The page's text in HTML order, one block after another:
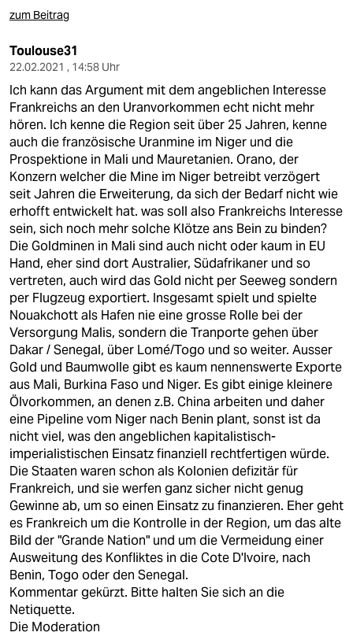
genossenschaft
epaper login
zum Beitrag
Toulouse31
22.02.2021 , 14:58 Uhr
Ich kann das Argument mit dem angeblichen Interesse
Frankreichs an den Uranvorkommen echt nicht mehr
hören. Ich kenne die Region seit über 25 Jahren, kenne
auch die französische Uranmine im Niger und die
Prospektione in Mali und Mauretanien. Orano, der
Konzern welcher die Mine im Niger betreibt verzögert
seit Jahren die Erweiterung, da sich der Bedarf nicht wie
erhofft entwickelt hat. was soll also Frankreichs Interesse
sein, sich noch mehr solche Klötze ans Bein zu binden?
Die Goldminen in Mali sind auch nicht oder kaum in EU
Hand, eher sind dort Australier, Südafrikaner und so
vertreten, auch wird das Gold nicht per Seeweg sondern
per Flugzeug exportiert. Insgesamt spielt und spielte
Nouakchott als Hafen nie eine grosse Rolle bei der
Versorgung Malis, sondern die Tranporte gehen über
Dakar / Senegal, über Lomé/Togo und so weiter. Ausser
Gold und Baumwolle gibt es kaum nennenswerte Exporte
aus Mali, Burkina Faso und Niger. Es gibt einige kleinere
Ölvorkommen, an denen z.B. China arbeiten und daher
eine Pipeline vom Niger nach Benin plant, sonst ist da
nicht viel, was den angeblichen kapitalistisch-
imperialistischen Einsatz finanziell rechtfertigen würde.
Die Staaten waren schon als Kolonien defizitär für
Frankreich, und sie werfen ganz sicher nicht genug
Gewinne ab, um so einen Einsatz zu finanzieren. Eher geht
es Frankreich um die Kontrolle in der Region, um das alte
Bild der "Grande Nation" und um die Vermeidung einer
Ausweitung des Konfliktes in die Cote D'Ivoire, nach
Benin, Togo oder den Senegal.
Kommentar gekürzt. Bitte halten Sie sich an die
Netiquette.
Die Moderation